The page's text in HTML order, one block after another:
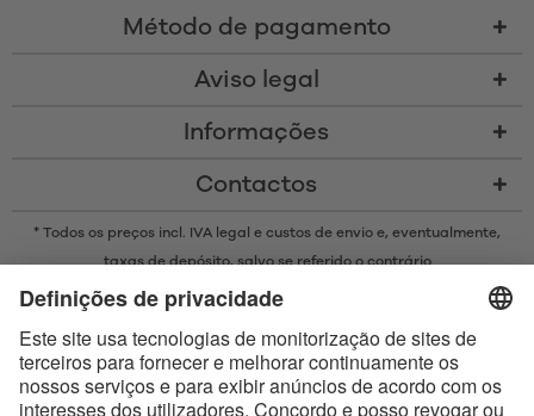
Método de pagamento
Aviso legal
Informações
Contactos
* Todos os preços incl. IVA legal e custos de envio e, eventualmente,
taxas de depósito, salvo se referido o contrário
* A marca Bluetooth® e os logótipos são marcas registadas da
Satisfyer GmbH está sujeito a licença.
Apple, o logótipo da Apple e Apple Watch são marcas comerciais da
Apple Inc. O Google Play e o logótipo do Google Play são marcas